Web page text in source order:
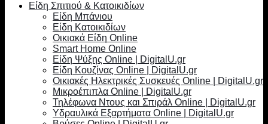
Είδη Σπιτιού & Κατοικιδίων
Είδη Μπάνιου
Είδη Κατοικιδίων
Οικιακά Είδη Online
Smart Home Online
Είδη Ψύξης Online | DigitalU.gr
Είδη Κουζίνας Online | DigitalU.gr
Οικιακές Ηλεκτρικές Συσκευές Online | DigitalU.gr
Μικροέπιπλα Online | DigitalU.gr
Τηλέφωνα Ντους και Σπιράλ Online | DigitalU.gr
Υδραυλικά Εξαρτήματα Online | DigitalU.gr